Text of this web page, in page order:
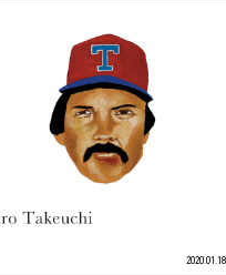
2020.01.18